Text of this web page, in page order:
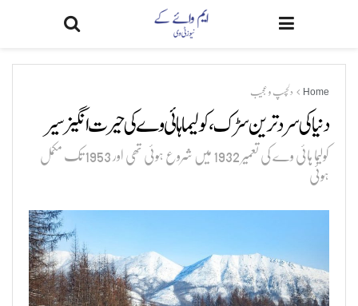
Home دلچسپ و عجیب
دنیا کی سرد ترین سڑک، کولیما ہائی وے کی حیرت انگیز سیر
کولیما ہائی وے کی تعمیر 1932 میں شروع ہوئی تھی اور 1953 تک مکمل
ہوئی